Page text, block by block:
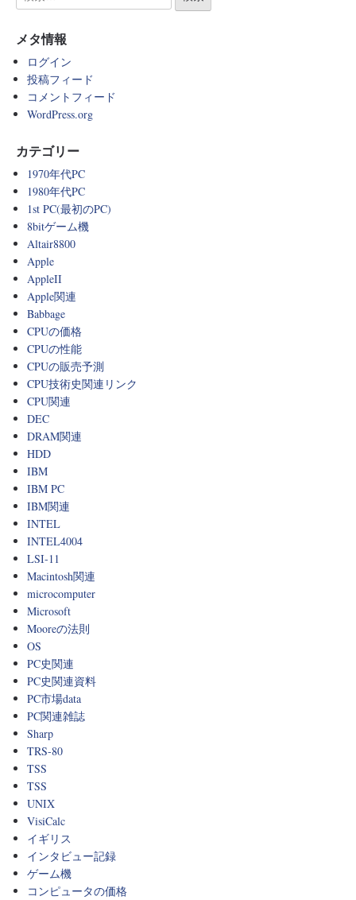
メタ情報
ログイン
投稿フィード
コメントフィード
WordPress.org
カテゴリー
1970年代PC
1980年代PC
1st PC(最初のPC)
8bitゲーム機
Altair8800
Apple
AppleII
Apple関連
Babbage
CPUの価格
CPUの性能
CPUの販売予測
CPU技術史関連リンク
CPU関連
DEC
DRAM関連
HDD
IBM
IBM PC
IBM関連
INTEL
INTEL4004
LSI-11
Macintosh関連
microcomputer
Microsoft
Mooreの法則
OS
PC史関連
PC史関連資料
PC市場data
PC関連雑誌
Sharp
TRS-80
TSS
TSS
UNIX
VisiCalc
イギリス
インタビュー記録
ゲーム機
コンピュータの価格